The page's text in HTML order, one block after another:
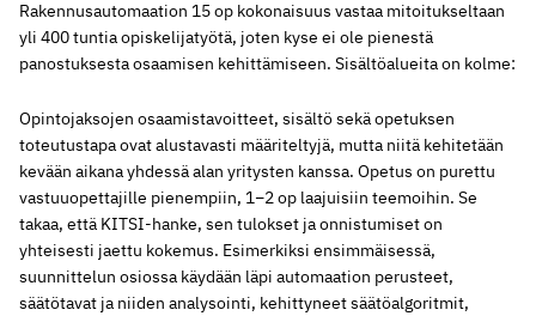
Rakennusautomaation 15 op kokonaisuus vastaa mitoitukseltaan
yli 400 tuntia opiskelijatyötä, joten kyse ei ole pienestä
panostuksesta osaamisen kehittämiseen. Sisältöalueita on kolme:
Opintojaksojen osaamistavoitteet, sisältö sekä opetuksen
toteutustapa ovat alustavasti määriteltyjä, mutta niitä kehitetään
kevään aikana yhdessä alan yritysten kanssa. Opetus on purettu
vastuuopettajille pienempiin, 1−2 op laajuisiin teemoihin. Se
takaa, että KITSI-hanke, sen tulokset ja onnistumiset on
yhteisesti jaettu kokemus. Esimerkiksi ensimmäisessä,
suunnittelun osiossa käydään läpi automaation perusteet,
säätötavat ja niiden analysointi, kehittyneet säätöalgoritmit,